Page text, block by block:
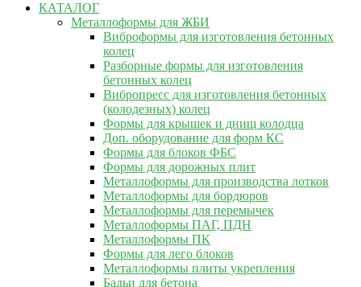
КАТАЛОГ
Металлоформы для ЖБИ
Виброформы для изготовления бетонных
колец
Разборные формы для изготовления
бетонных колец
Вибропресс для изготовления бетонных
(колодезных) колец
Формы для крышек и днищ колодца
Доп. оборудование для форм КС
Формы для блоков ФБС
Формы для дорожных плит
Металлоформы для производства лотков
Металлоформы для бордюров
Металлоформы для перемычек
Металлоформы ПАГ, ПДН
Металлоформы ПК
Формы для лего блоков
Металлоформы плиты укрепления
Бадьи для бетона